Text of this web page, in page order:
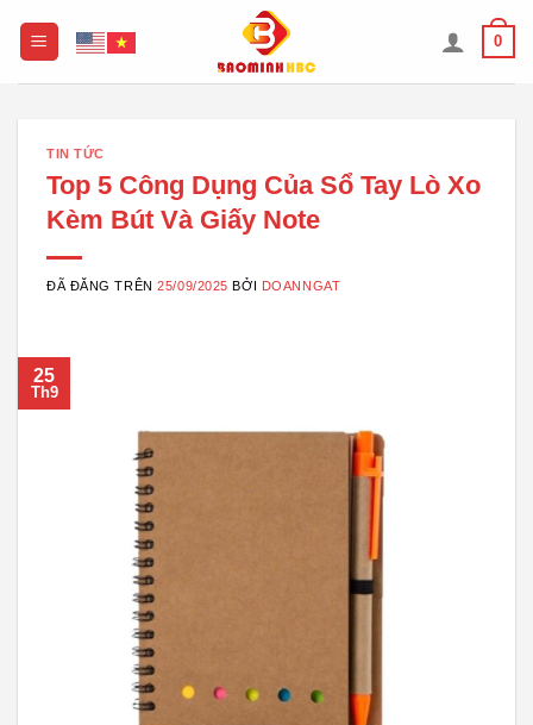
0
TIN TỨC
Top 5 Công Dụng Của Sổ Tay Lò Xo
Kèm Bút Và Giấy Note
ĐÃ ĐĂNG TRÊN25/09/2025 BỞI DOANNGAT
25
Th9